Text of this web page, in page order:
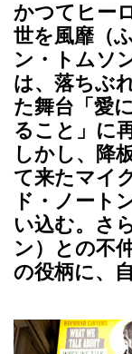
かつてヒー
世を風靡（
ン・トムソ
は、落ちぶ
た舞台「愛
ること」に
しかし、降
て来たマイ
ド・ノート
い込む。さ
ン）との不
の役柄に、